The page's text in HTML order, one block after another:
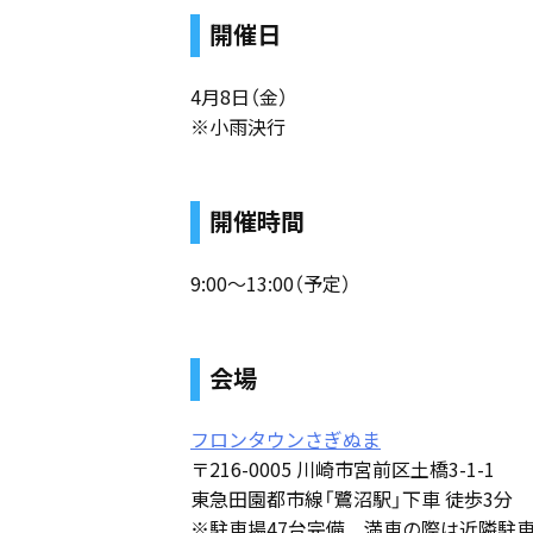
開催日
4月8日（金）
※小雨決行
開催時間
9:00～13:00（予定）
会場
フロンタウンさぎぬま
〒216-0005 川崎市宮前区土橋3-1-1
東急田園都市線「鷺沼駅」下車 徒歩3分